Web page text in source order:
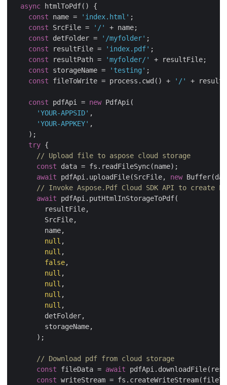
async htmlToPdf() {
const name = 'index.html' ;
const SrcFile = '/'
+ name;
const detFolder = '/myfolder' ;
const resultFile = 'index.pdf' ;
const resultPath = 'myfolder/'
+ resultFile;
const storageName = 'testing' ;
const fileToWrite = process.cwd() + '/' +
const pdfApi = new PdfApi(
'YOUR-APPSID' ,
'YOUR-APPKEY' ,
    );
try {
// Upload file to aspose cloud storage
const data = fs.readFileSync(name);
await pdfApi.uploadFile(SrcFile, new
// Invoke Aspose.Pdf Cloud SDK API to create
await pdfApi.putHtmlInStorageToPdf(
        resultFile,
        SrcFile,
        name,
null ,
null ,
false,
null ,
null ,
null ,
null ,
        detFolder,
        storageName,
      );
// Download pdf from cloud storage
const fileData = await
const writeStream =